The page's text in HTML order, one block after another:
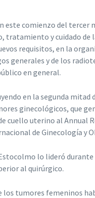
este comienzo del tercer
tratamiento y cuidado
requisitos, en la
generales y de los
en general.
en la segunda
ginecológicos, que
cuello uterino al Annual
de Ginecología y
lo lideró durante
al quirúrgico.
los tumores femeninos